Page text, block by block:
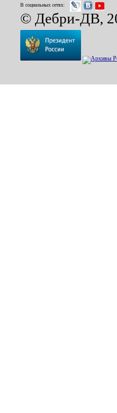
В социальных сетях:
© Дебри-ДВ,